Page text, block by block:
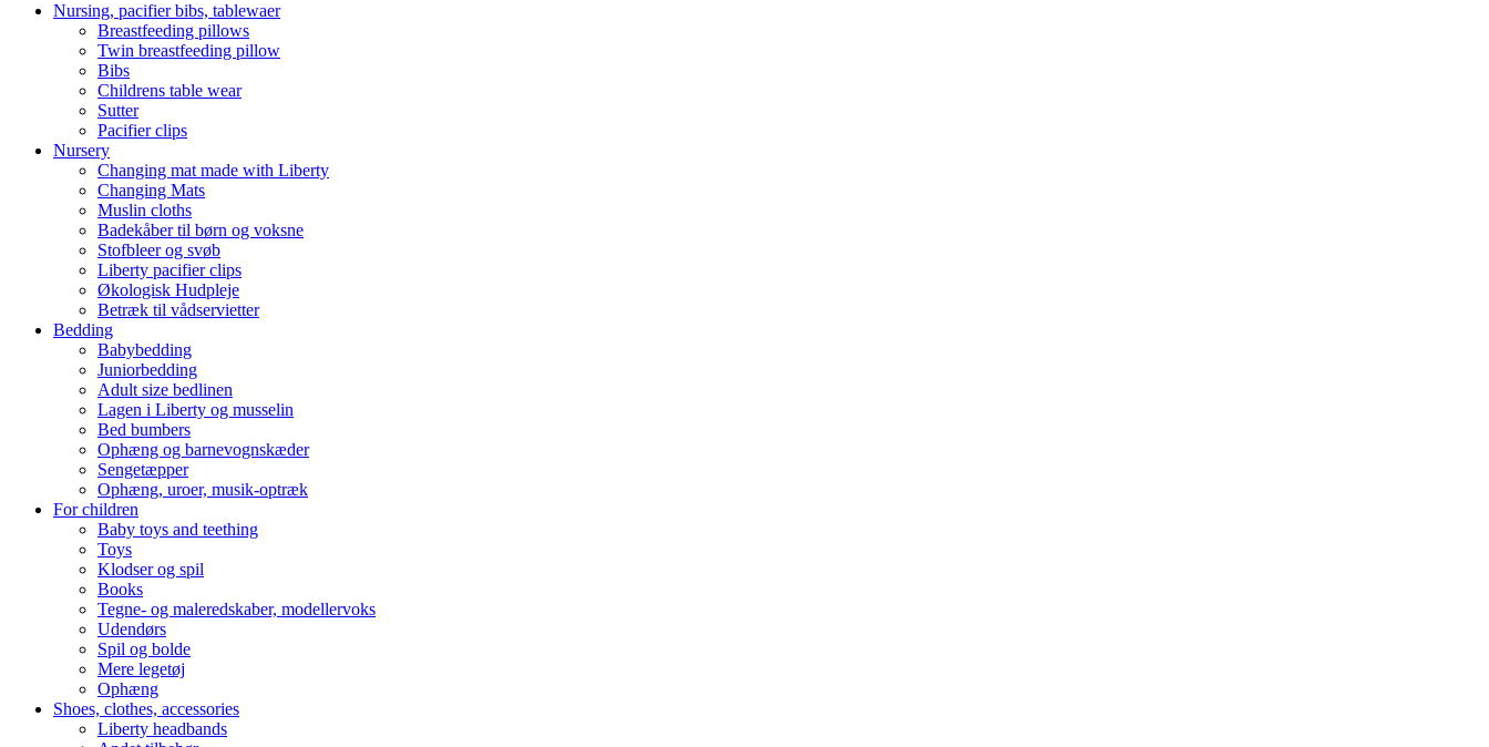
Nursing, pacifier bibs, tablewaer
Breastfeeding pillows
Twin breastfeeding pillow
Bibs
Childrens table wear
Sutter
Pacifier clips
Nursery
Changing mat made with Liberty
Changing Mats
Muslin cloths
Badekåber til børn og voksne
Stofbleer og svøb
Liberty pacifier clips
Økologisk Hudpleje
Betræk til vådservietter
Bedding
Babybedding
Juniorbedding
Adult size bedlinen
Lagen i Liberty og musselin
Bed bumbers
Ophæng og barnevognskæder
Sengetæpper
Ophæng, uroer, musik-optræk
For children
Baby toys and teething
Toys
Klodser og spil
Books
Tegne- og maleredskaber, modellervoks
Udendørs
Spil og bolde
Mere legetøj
Ophæng
Shoes, clothes, accessories
Liberty headbands